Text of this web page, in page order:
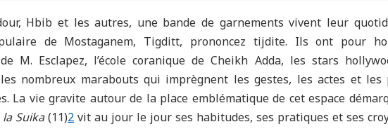
Hbib et les autres, une bande de garnements vivent leur
de Mostaganem, Tigditt, prononcez tijdite. Ils ont pour
M. Esclapez, l’école coranique de Cheikh Adda, les stars
nombreux marabouts qui imprègnent les gestes, les actes et les
La vie gravite autour de la place emblématique de cet espace
Suika(11)2vit au jour le jour ses habitudes, ses pratiques et ses